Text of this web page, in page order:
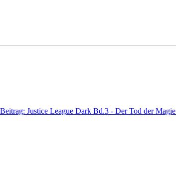
Justice League Dark Bd.3 - Der Tod der